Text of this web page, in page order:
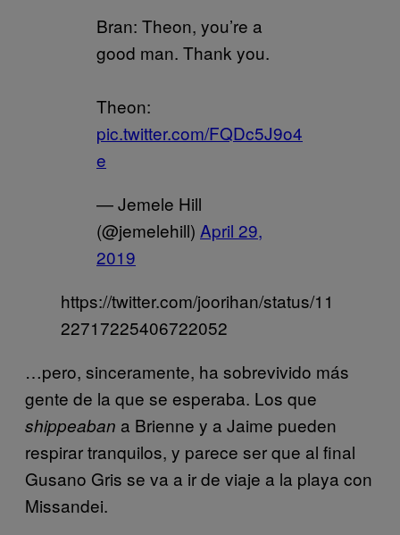
Bran: Theon, you’re a
good man. Thank you.
Theon:
pic.twitter.com/FQDc5J9o4
e
— Jemele Hill
(@jemelehill) April 29,
2019
https://twitter.com/joorihan/status/11
22717225406722052
…pero, sinceramente, ha sobrevivido más
gente de la que se esperaba. Los que
shippeaban a Brienne y a Jaime pueden
respirar tranquilos, y parece ser que al final
Gusano Gris se va a ir de viaje a la playa con
Missandei.